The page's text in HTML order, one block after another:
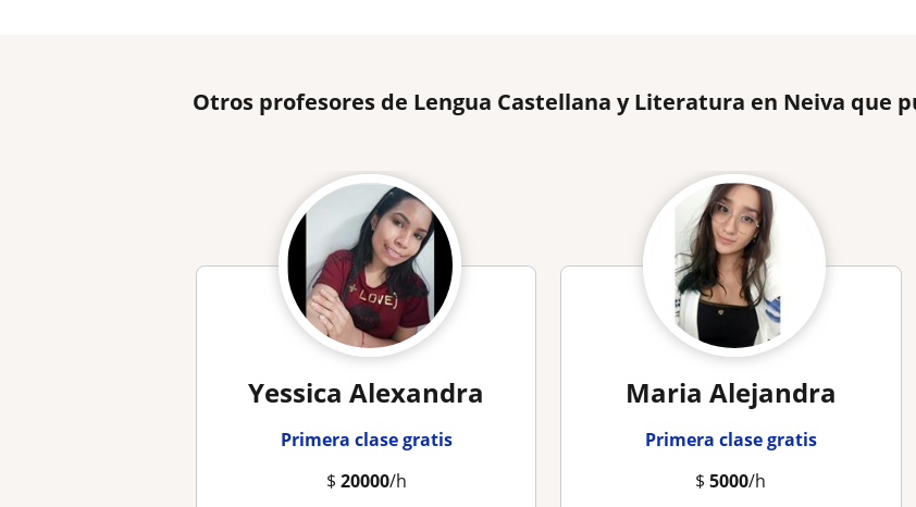
Otros profesores de Lengua Castellana y Literatura en Neiva que
Yessica Alexandra
Primera clase gratis
$ 20000/h
Maria Alejandra
Primera clase gratis
$5000/h